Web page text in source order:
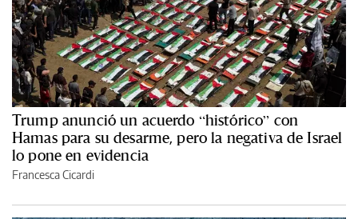
Trump anunció un acuerdo “histórico” con
Hamas para su desarme, pero la negativa de Israel
lo pone en evidencia
Francesca Cicardi